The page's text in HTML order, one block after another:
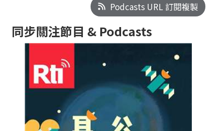
Podcasts URL 訂閱複製
同步關注節目 & Podcasts